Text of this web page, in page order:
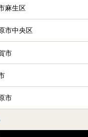
麻生区
市中央区
市
市